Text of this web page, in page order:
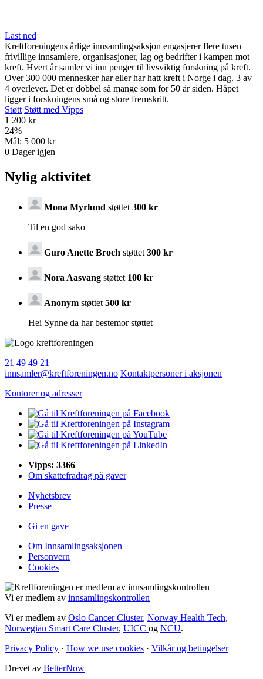
Last ned
Kreftforeningens årlige innsamlingsaksjon engasjerer flere tusen
frivillige innsamlere, organisasjoner, lag og bedrifter i kampen mot
kreft. Hvert år samler vi inn penger til livsviktig forskning på kreft.
Over 300 000 mennesker har eller har hatt kreft i Norge i dag. 3 av
4 overlever. Det er dobbel så mange som for 50 år siden. Håpet
ligger i forskningens små og store fremskritt.
Støtt Støtt med Vipps
1 200 kr
24%
Mål: 5 000 kr
0 Dager igjen
Nylig aktivitet
Mona Myrlund støttet 300 kr
Til en god sako
Guro Anette Broch støttet 300 kr
Nora Aasvang støttet 100 kr
Anonym støttet 500 kr
Hei Synne da har bestemor støttet
21 49 49 21
innsamler@kreftforeningen.no Kontaktpersoner i aksjonen
Kontorer og adresser
Vipps: 3366
Om skattefradrag på gaver
Nyhetsbrev
Presse
Gi en gave
Om Innsamlingsaksjonen
Personvern
Cookies
Vi er medlem av innsamlingskontrollen
Vi er medlem av Oslo Cancer Cluster, Norway Health Tech,
Norwegian Smart Care Cluster, UICC og NCU.
Privacy Policy · How we use cookies · Vilkår og betingelser
Drevet av BetterNow